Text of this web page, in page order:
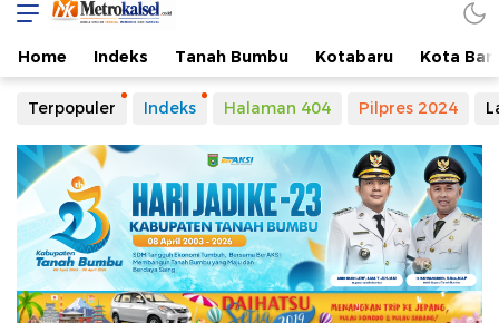
Metro Kalsel
Media Online Terkini, Faktual dan Mendidik
Home Indeks Tanah Bumbu Kotabaru Kota
Terpopuler Indeks Halaman 404 Pilpres 2024